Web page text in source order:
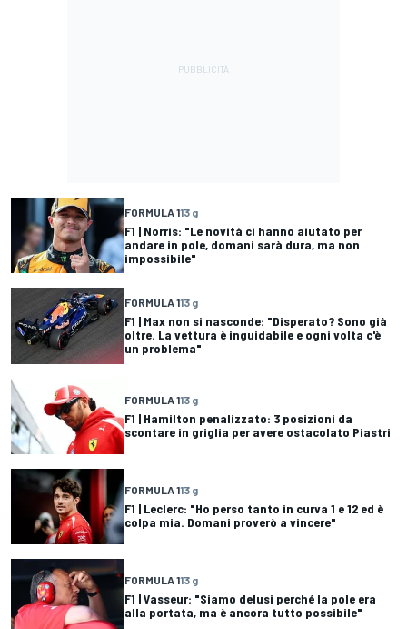
FORMULA 113 g
F1 | Norris: "Le novità ci hanno aiutato per
andare in pole, domani sarà dura, ma non
impossibile"
FORMULA 113 g
F1 | Max non si nasconde: "Disperato? Sono già
oltre. La vettura è inguidabile e ogni volta c'è
un problema"
FORMULA 113 g
F1 | Hamilton penalizzato: 3 posizioni da
scontare in griglia per avere ostacolato Piastri
FORMULA 113 g
F1 | Leclerc: "Ho perso tanto in curva 1 e 12 ed è
colpa mia. Domani proverò a vincere"
FORMULA 113 g
F1 | Vasseur: "Siamo delusi perché la pole era
alla portata, ma è ancora tutto possibile"